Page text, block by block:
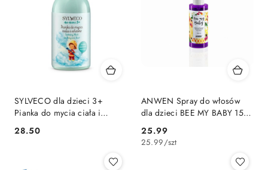
SYLVECO dla dzieci 3+
Pianka do mycia ciała i
Cena:
28.50
ANWEN Spray do włosów
dla dzieci BEE MY BABY 150
Cena:
25.99
25.99/szt